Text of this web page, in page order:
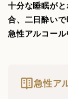
十分な睡眠が
合、二日酔いで
急性アルコー
急性ア